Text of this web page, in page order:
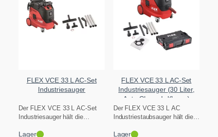
FLEX VCE 33 L AC-Set
Industriesauger
Der FLEX VCE 33 L AC-Set
Industriesauger hält die
Clean-Filterabreinigung auch…
Lager
FLEX VCE 33 L AC-Set
Industriesauger (30 Liter,
Auto-Clean, L-Klasse)
Der FLEX VCE 33 L AC
Industriestaubsauger hält die
Filterabreinigung konstant.…
Lager